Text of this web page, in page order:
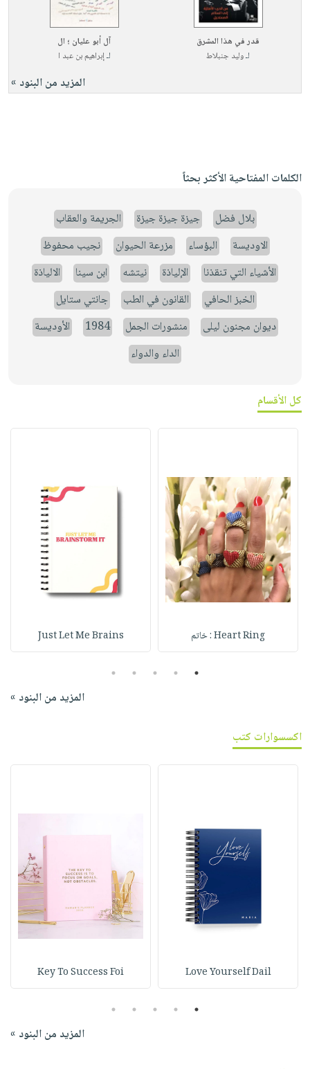
قدر في هذا المشرق
لـوليد جنبلاط
آل أبو عليان ؛ ال
لـإبراهيم بن عبد ا
المزيد من البنود »
الكلمات المفتاحية الأكثر بحثاً
بلال فضل جيزة جيزة جيزة
الجريمة والعقاب
الاوديسة
البؤساء مزرعة الحيوان
نجيب محفوظ
الأشياء التي تنقذنا
الإلياذة نيتشه ابن سينا
الالياذة
الخبز الحافي
القانون في الطب
جانتي ستايل
ديوان مجنون ليلى
منشورات الجمل 1984
الأوديسة
الداء والدواء
كل الأقسام
Heart Ring : خاتم Just Let Me Brains
1
2
3
4
5
المزيد من البنود »
اكسسوارات كتب
Love Yourself Dail
Key To Success Foi
1
2
3
4
5
المزيد من البنود »